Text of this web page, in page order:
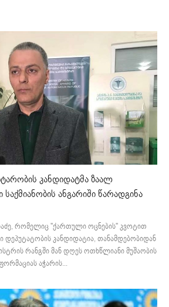
კანდიდატმა ზაალ
ანგარიში წარადგინა
რომელიც ''ქართული ოცნების'' კვოტით
კანდიდატია, თანამდებობიდან
რანგში მან დღეს ოთხწლიანი მუშაობის
აჭარის...